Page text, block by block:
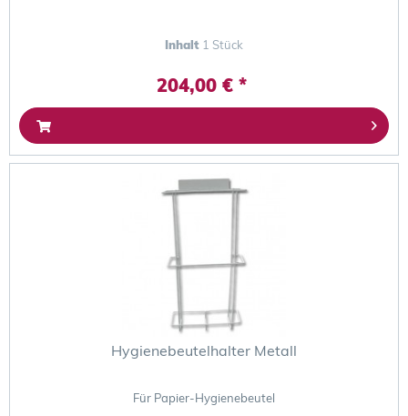
Inhalt 1 Stück
204,00 € *
Hygienebeutelhalter Metall
Für Papier-Hygienebeutel